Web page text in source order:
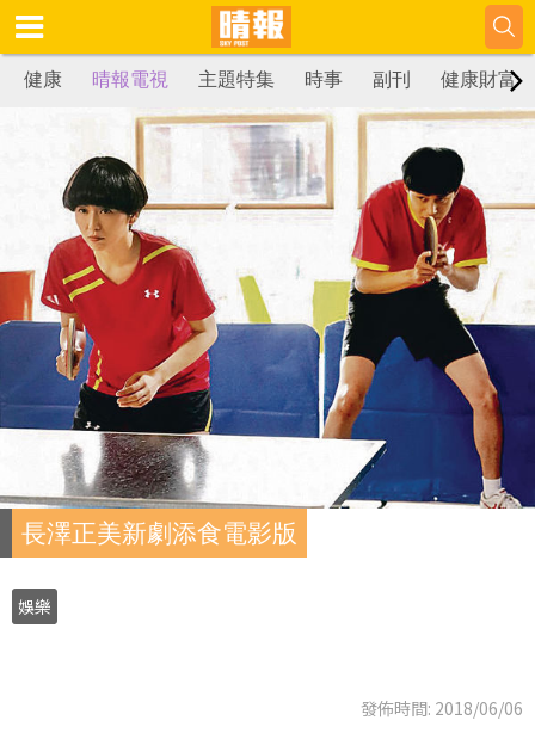
健康 晴報電視 主題特集 時事 副刊 健康財富
長澤正美新劇添食電影版
娛樂
發佈時間: 2018/06/06